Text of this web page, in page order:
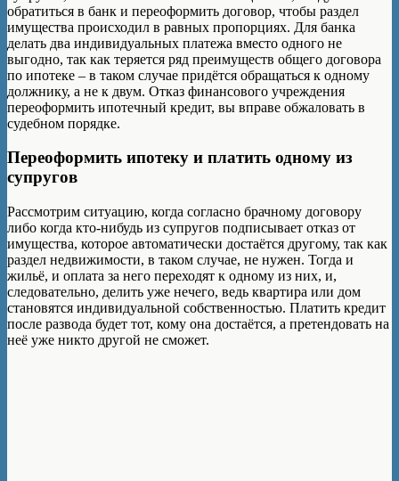
обратиться в банк и переоформить договор, чтобы раздел
имущества происходил в равных пропорциях. Для банка
делать два индивидуальных платежа вместо одного не
выгодно, так как теряется ряд преимуществ общего договора
по ипотеке – в таком случае придётся обращаться к одному
должнику, а не к двум. Отказ финансового учреждения
переоформить ипотечный кредит, вы вправе обжаловать в
судебном порядке.
Переоформить ипотеку и платить одному из
супругов
Рассмотрим ситуацию, когда согласно брачному договору
либо когда кто-нибудь из супругов подписывает отказ от
имущества, которое автоматически достаётся другому, так как
раздел недвижимости, в таком случае, не нужен. Тогда и
жильё, и оплата за него переходят к одному из них, и,
следовательно, делить уже нечего, ведь квартира или дом
становятся индивидуальной собственностью. Платить кредит
после развода будет тот, кому она достаётся, а претендовать на
неё уже никто другой не сможет.